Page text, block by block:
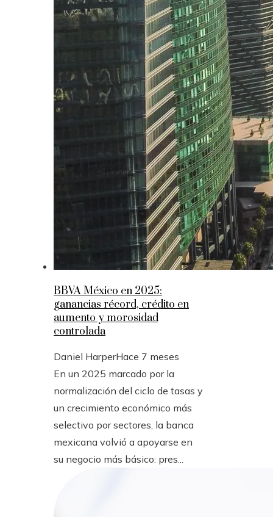
BBVA México en 2025:
ganancias récord, crédito en
aumento y morosidad
controlada
Daniel HarperHace 7 meses
En un 2025 marcado por la
normalización del ciclo de tasas y
un crecimiento económico más
selectivo por sectores, la banca
mexicana volvió a apoyarse en
su negocio más básico: pres...